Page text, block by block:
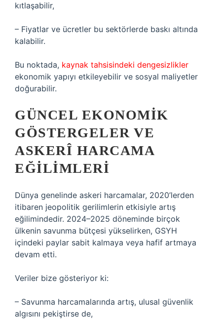
kıtlaşabilir,
– Fiyatlar ve ücretler bu sektörlerde baskı altında
kalabilir.
Bu noktada, kaynak tahsisindeki dengesizlikler
ekonomik yapıyı etkileyebilir ve sosyal maliyetler
doğurabilir.
GÜNCEL EKONOMIK
GÖSTERGELER VE
ASKERÎ HARCAMA
EĞILIMLERI
Dünya genelinde askeri harcamalar, 2020’lerden
itibaren jeopolitik gerilimlerin etkisiyle artış
eğilimindedir. 2024–2025 döneminde birçok
ülkenin savunma bütçesi yükselirken, GSYH
içindeki paylar sabit kalmaya veya hafif artmaya
devam etti.
Veriler bize gösteriyor ki:
– Savunma harcamalarında artış, ulusal güvenlik
algısını pekiştirse de,